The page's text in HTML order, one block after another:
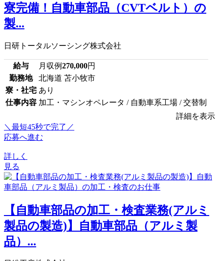
寮完備！自動車部品（CVTベルト）の
製...
日研トータルソーシング株式会社
給与 月収例270,000円
勤務地
北海道 苫小牧市
寮・社宅 あり
仕事内容 加工・マシンオペレータ / 自動車系工場 / 交替制
詳細を表示
＼最短45秒で完了／
応募へ進む
詳しく
見る
【自動車部品の加工・検査業務(アルミ
製品の製造)】自動車部品（アルミ製
品）...